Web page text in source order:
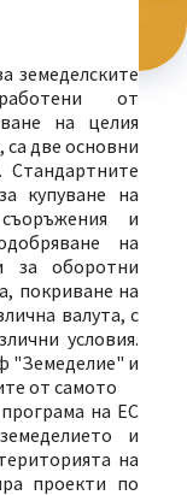
земеделските
от
на целия
са две основни
Стандартните
купуване на
и
на
за оборотни
покриване на
валута, с
условия.
"Земеделие" и
от самото
на ЕС
и
на
проекти по